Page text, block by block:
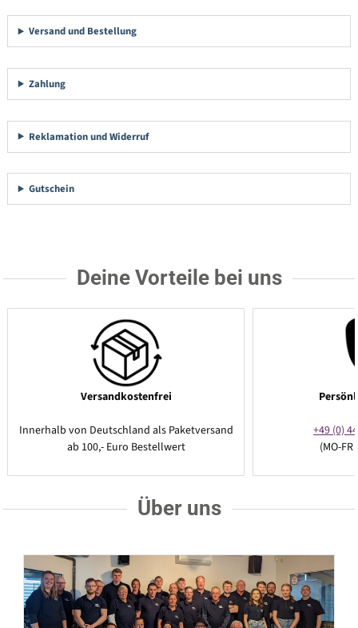
Versand und Bestellung
Zahlung
Reklamation und Widerruf
Gutschein
Deine Vorteile bei uns
Versandkostenfrei
Innerhalb von Deutschland als Paketversand
ab 100,- Euro Bestellwert
+49 (0)
(MO-
Über uns